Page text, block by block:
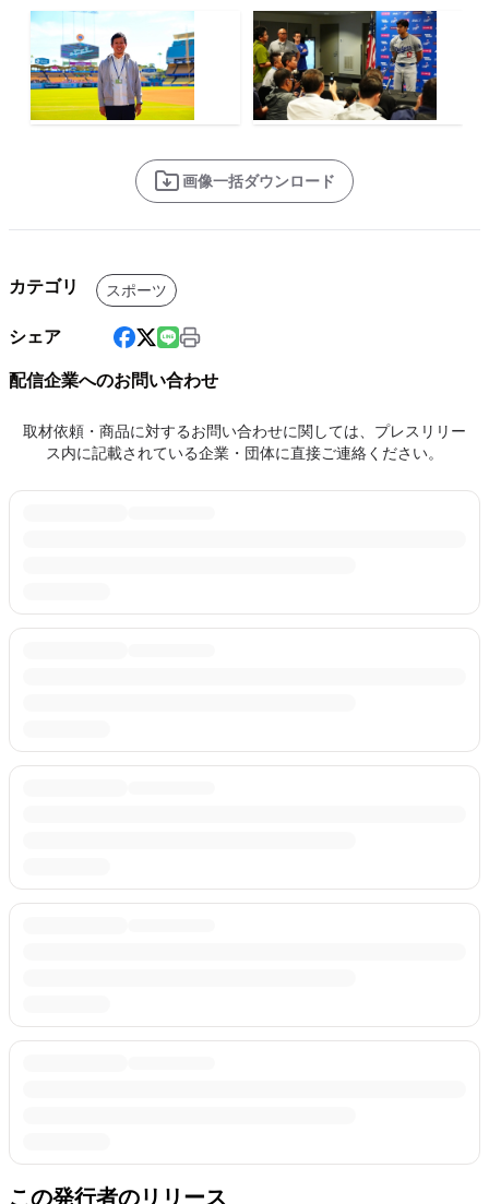
画像一括ダウンロード
カテゴリ スポーツ
シェア
配信企業へのお問い合わせ
取材依頼・商品に対するお問い合わせに関しては、プレスリリー
ス内に記載されている企業・団体に直接ご連絡ください。
この発行者のリリース